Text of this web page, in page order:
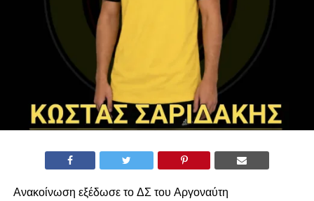
Ανακοίνωση εξέδωσε το ΔΣ του Αργοναύτη